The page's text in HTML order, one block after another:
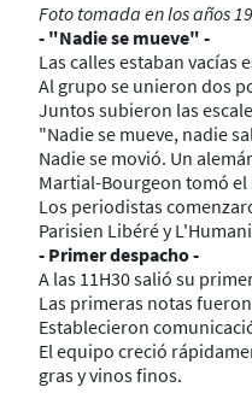
Foto tomada en los años
- "Nadie se mueve" -
Las calles estaban
Al grupo se unieron dos
Juntos subieron las
"Nadie se mueve, nadie
Nadie se movió. Un
Martial-Bourgeon tomó
Los periodistas
Parisien Libéré y
- Primer despacho -
A las 11H30 salió su
Las primeras notas
Establecieron
El equipo creció
gras y vinos finos.